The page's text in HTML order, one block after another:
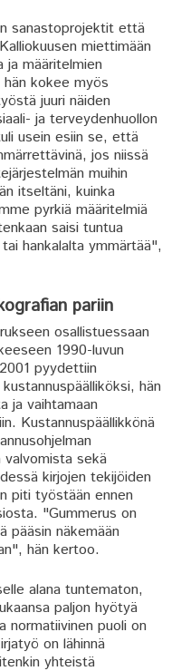
sanastoprojektit että
miettimään
ja määritelmien
kokee myös
juuri näiden
ja terveydenhuollon
usein esiin se, että
jos niissä
muihin
itseltäni, kuinka
pyrkiä määritelmiä
saisi tuntua
hankalalta ymmärtää",
pariin
osallistuessaan
1990-luvun
pyydettiin
hän
ja vaihtamaan
Kustannuspäällikkönä
valvomista sekä
kirjojen tekijöiden
piti työstään ennen
"Gummerus on
pääsin näkemään
hän kertoo.
alana tuntematon,
paljon hyötyä
normatiivinen puoli on
on lähinnä
yhteistä